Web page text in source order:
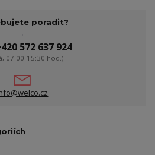
poradit?
572 637 924
07:00-15:30 hod.)